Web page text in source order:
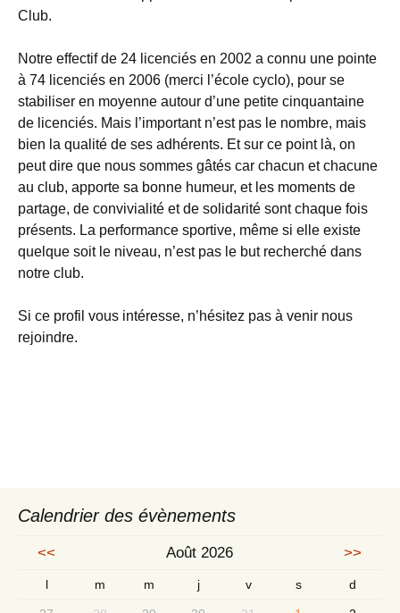
Club.
Notre effectif de 24 licenciés en 2002 a connu une pointe
à 74 licenciés en 2006 (merci l’école cyclo), pour se
stabiliser en moyenne autour d’une petite cinquantaine
de licenciés. Mais l’important n’est pas le nombre, mais
bien la qualité de ses adhérents. Et sur ce point là, on
peut dire que nous sommes gâtés car chacun et chacune
au club, apporte sa bonne humeur, et les moments de
partage, de convivialité et de solidarité sont chaque fois
présents. La performance sportive, même si elle existe
quelque soit le niveau, n’est pas le but recherché dans
notre club.
Si ce profil vous intéresse, n’hésitez pas à venir nous
rejoindre.
Calendrier des évènements
<< Août 2026 >>
l m m j v s d